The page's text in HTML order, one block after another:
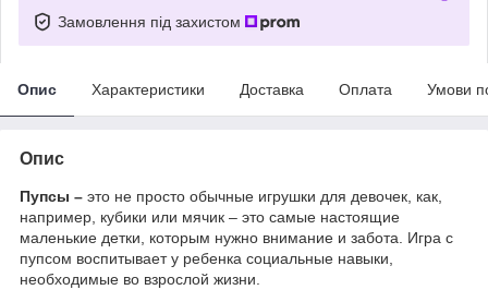
Замовлення під захистом
Опис Характеристики Доставка Оплата Умови
Опис
Пупсы – это не просто обычные игрушки для девочек, как,
например, кубики или мячик – это самые настоящие
маленькие детки, которым нужно внимание и забота. Игра с
пупсом воспитывает у ребенка социальные навыки,
необходимые во взрослой жизни.